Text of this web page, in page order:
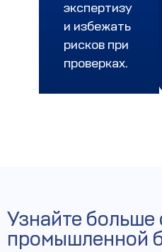
экспертизу
и избежать
рисков при
проверках.
Узнайте больше
промышленной